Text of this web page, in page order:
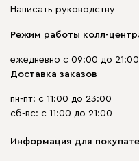
Написать руководству
Режим работы колл-
ежедневно с 09:00 до 21:00
Доставка заказов
пн-пт: с 11:00 до 23:00
сб-вс: с 11:00 до 21:00
Информация для